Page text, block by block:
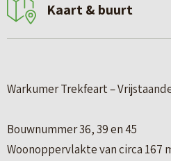
Kaart & buurt
Warkumer Trekfeart –
Bouwnummer 36, 39 en 45
Woonoppervlakte van circa 167